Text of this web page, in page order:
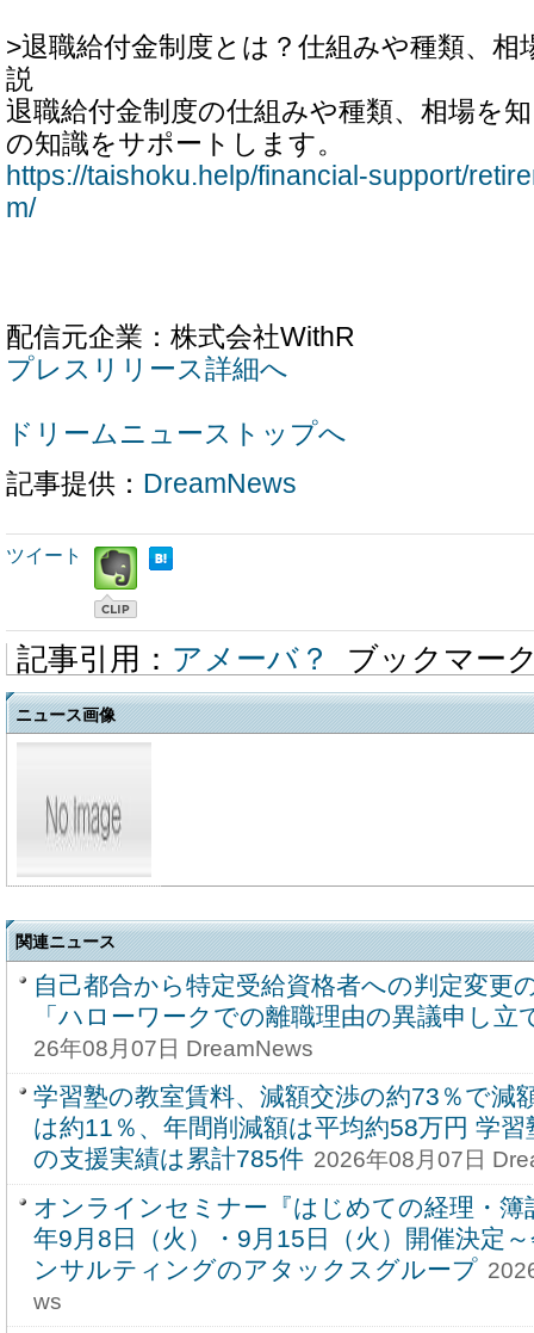
>退職給付金制度とは？仕組みや種類、
説
退職給付金制度の仕組みや種類、相場を
の知識をサポートします。
https://taishoku.help/financial-support/
m/
配信元企業：株式会社WithR
プレスリリース詳細へ
ドリームニューストップへ
記事提供： DreamNews
ツイート
記事引用： アメーバ？ ブックマー
ニュース画像
関連ニュース
自己都合から特定受給資格者への判定変更
「ハローワークでの離職理由の異議申し立
26年08月07日 DreamNews
学習塾の教室賃料、減額交渉の約73％で減
は約11％、年間削減額は平均約58万円 学
の支援実績は累計785件 2026年08月07日
オンラインセミナー『はじめての経理・簿
年9月8日（火）・9月15日（火）開催決定
ンサルティングのアタックスグループ
ws